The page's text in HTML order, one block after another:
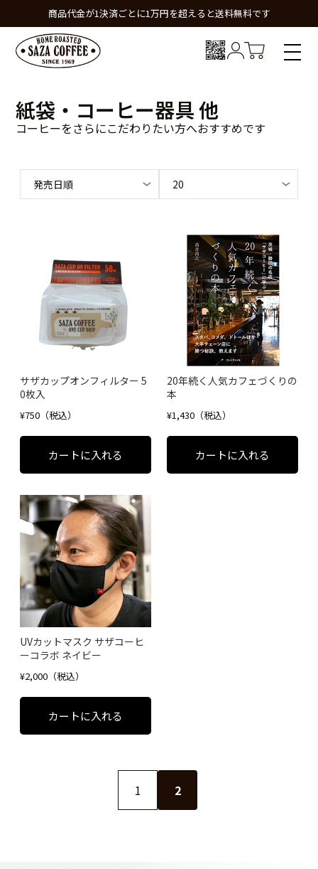
商品代金が1決済ごとに1万円を超えると送料無料です
紙袋・コーヒー器具 他
コーヒーをさらにこだわりたい方へおすすめです
サザカップオンフィルター 5
0枚入
¥750（税込）
20年続く人気カフェづくりの
本
¥1,430（税込）
UVカットマスク サザコーヒ
ーコラボ ネイビー
¥2,000（税込）
1 2